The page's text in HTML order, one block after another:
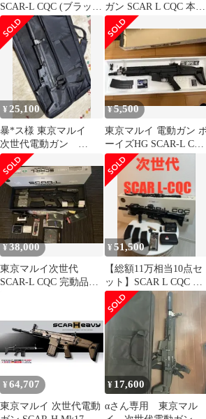
SCAR-L CQC (ブラッ
ク) 次世代電動ガン
ガン SCAR L CQC 本体
【FDE/タンカラー】
¥25,100
暴*ス様 東京マルイ
次世代電動ガン
SCAR-L CQC?電動ガン
本体
¥5,500
東京マルイ 電動ガン
ーイズHG SCAR-L CQC
ブラック
¥38,000
東京マルイ次世代
SCAR-L CQC 完動品
¥51,500
【総額11万相当10点セ
ット】SCAR L CQC 東
京マルイ 次世代電動
ガン
¥ 64,707
東京マルイ 次世代電動
¥ 17,600
αさん専用 東京マル